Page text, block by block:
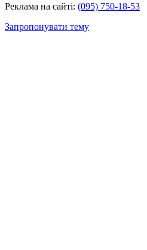
Реклама на сайті: (095) 750-18-53
Запропонувати тему